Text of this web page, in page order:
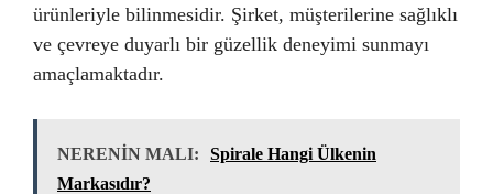
ürünleriyle bilinmesidir. Şirket, müşterilerine sağlıklı
ve çevreye duyarlı bir güzellik deneyimi sunmayı
amaçlamaktadır.
NERENİN MALI:
Spirale Hangi Ülkenin
Markasıdır?